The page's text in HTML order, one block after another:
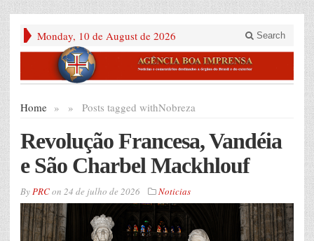
Monday, 10 de August de 2026 Search
Home » Posts tagged with
» Nobreza
Revolução Francesa, Vandéia
e São Charbel Mackhlouf
ByPRCon 24 de julho de 2026 Noticias